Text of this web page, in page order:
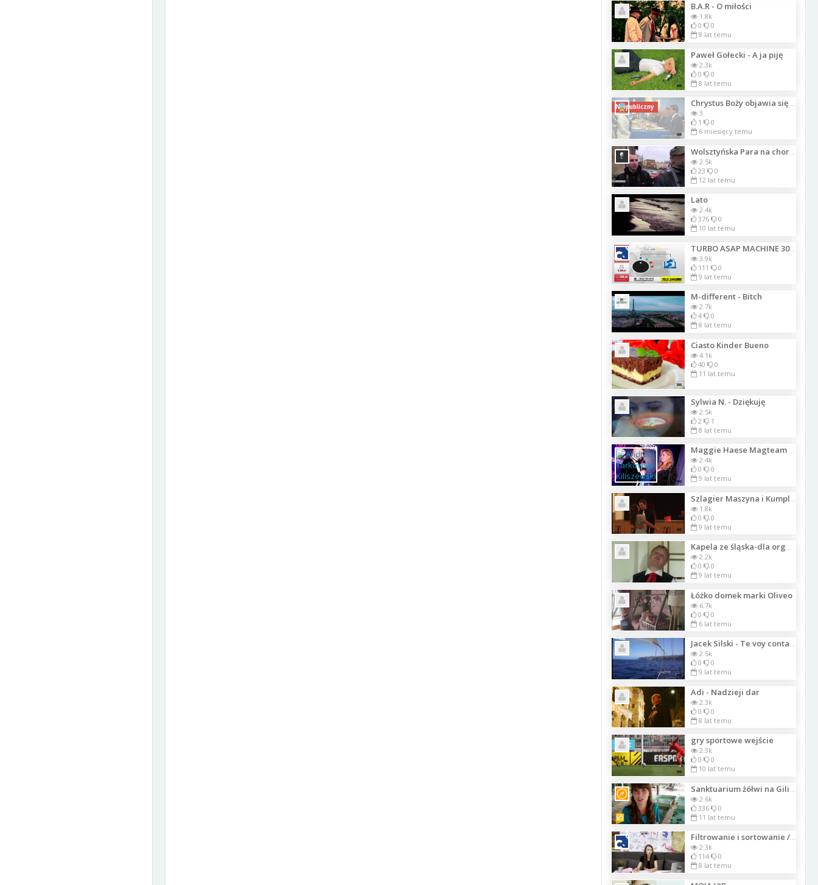
B.A.R - O miłości
1.8k
0
0
8 lat temu
Paweł Gołecki - A ja piję
2.3k
0
0
8 lat temu
Niepubliczny
Chrystus Boży objawia się w Rodowej Gminie Pana
3
1
0
6 miesięcy temu
2.5k
23
0
12 lat temu
Lato
2.4k
376
0
10 lat temu
TURBO ASAP MACHINE 3000 - (parodia telezakupów)
3.9k
111
0
9 lat temu
M-different - Bitch
2.7k
4
0
8 lat temu
Ciasto Kinder Bueno
4.1k
40
0
11 lat temu
Sylwia N. - Dziękuję
2.5k
2
1
8 lat temu
Maggie Haese Magteam Models o promowaniu modelek w USA Gala Playboya -Samochod R
2.4k
0
0
9 lat temu
1.8k
0
0
9 lat temu
Kapela ze śląska-dla organistów
2.2k
0
0
9 lat temu
Łóżko domek marki Oliveo
6.7k
0
0
6 lat temu
Jacek Silski - Te voy contare mi vida089
2.5k
0
0
9 lat temu
Adi - Nadzieji dar
2.3k
0
0
8 lat temu
Szkic gry sportowe wejście
2.3k
0
0
10 lat temu
2.6k
336
0
11 lat temu
Filtrowanie i sortowanie / Ux bez żargonu
2.3k
114
0
8 lat temu